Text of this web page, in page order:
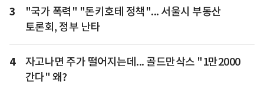
3
"국가 폭력" "돈키호테 정책"... 서울시 부동산
토론회, 정부 난타
4
자고나면 주가 떨어지는데... 골드만삭스 "1만2000
간다" 왜?